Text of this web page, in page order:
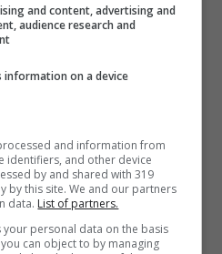
quella che è la nuova
e che possano
che con il tridente
ha sicuramente
in mezzo al campo.
and content, advertising and
audience research and
information on a device
and information from
identifiers, and other device
by and shared with 319
by this site. We and our partners
data. List of partners.
personal data on the basis
can object to by managing